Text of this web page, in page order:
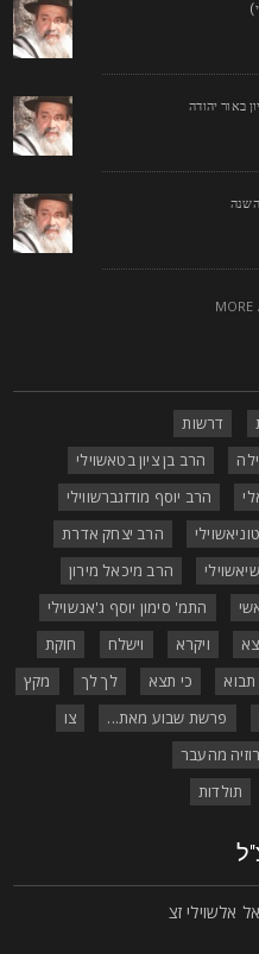
יהודה
דרשות
הרב בן ציון בטאשוילי
הרב יוסף מודזגברשווילי
הרב יצחק אדרת
הרב מיכאל מירון
התמ' סימון יוסף ג'אנשוילי
ויקרא וישלח
חוקת
כי תצא לך לך
מקץ
פרשת שבוע מאת...
מהעבר
תולדות